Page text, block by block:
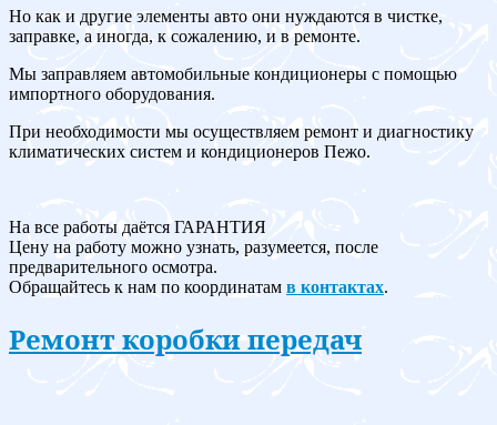
Но как и другие элементы авто они нуждаются в чистке,
заправке, а иногда, к сожалению, и в ремонте.
Мы заправляем автомобильные кондиционеры с помощью
импортного оборудования.
При необходимости мы осуществляем ремонт и диагностику
климатических систем и кондиционеров Пежо.
На все работы даётся ГАРАНТИЯ
Цену на работу можно узнать, разумеется, после
предварительного осмотра.
Обращайтесь к нам по координатам в контактах.
Ремонт коробки передач